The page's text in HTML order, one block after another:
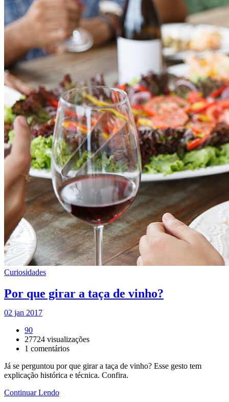
Curiosidades
Por que girar a taça de vinho?
02 jan 2017
90
27724 visualizações
1 comentários
Já se perguntou por que girar a taça de vinho? Esse gesto tem
explicação histórica e técnica. Confira.
Continuar Lendo